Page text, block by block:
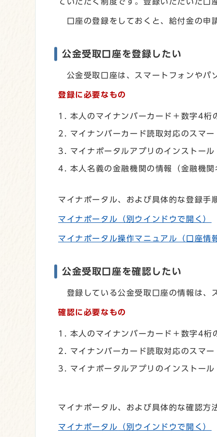
口座の登録をしておくと、給付金の申
公金受取口座を登録したい
公金受取口座は、スマートフォンやパ
登録に必要なもの
本人のマイナンバーカード＋数字4桁
マイナンバーカード読取対応のスマ
マイナポータルアプリのインストール
本人名義の金融機関の情報（金融機
マイナポータル、および具体的な登録手
マイナポータル （別ウインドウで開く）
マイナポータル操作マニュアル（口座情
公金受取口座を確認したい
登録している公金受取口座の情報は、
確認に必要なもの
本人のマイナンバーカード＋数字4桁
マイナンバーカード読取対応のスマ
マイナポータルアプリのインストール
マイナポータル、および具体的な確認方
マイナポータル （別ウインドウで開く）